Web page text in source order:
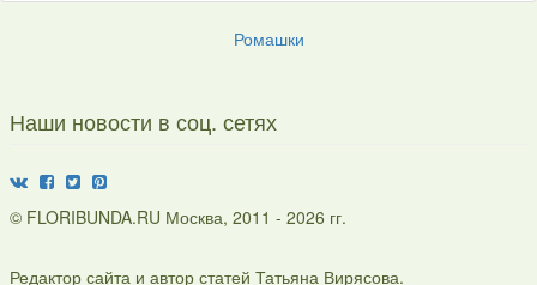
Ромашки
Наши новости в соц. сетях
© FLORIBUNDA.RU Москва, 2011 - 2026 гг.
Редактор сайта и автор статей Татьяна Вирясова.